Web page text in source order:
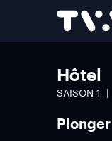
Hôtel
SAISON 1
Plonger